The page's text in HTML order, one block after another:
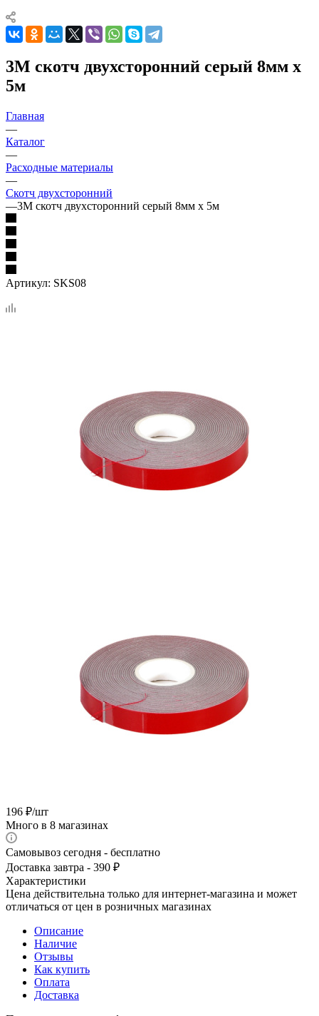
3М скотч двухсторонний серый 8мм х
5м
Главная
—
Каталог
—
Расходные материалы
—
Скотч двухсторонний
—3М скотч двухсторонний серый 8мм х 5м
Артикул: SKS08
196 ₽/шт
Много в 8 магазинах
Самовывоз сегодня - бесплатно
Доставка завтра - 390 ₽
Характеристики
Цена действительна только для интернет-магазина и может
отличаться от цен в розничных магазинах
Описание
Наличие
Отзывы
Как купить
Оплата
Доставка